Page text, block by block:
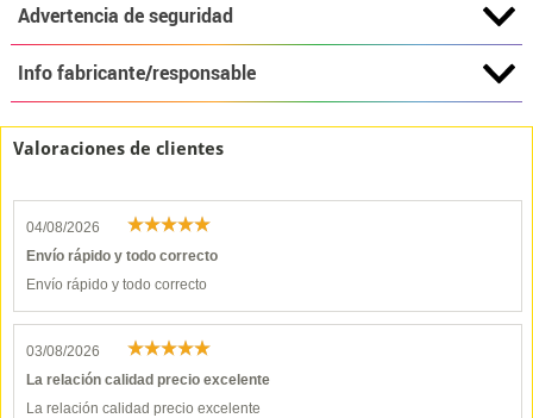
Advertencia de seguridad
Info fabricante/responsable
Valoraciones de clientes
04/08/2026
Envío rápido y todo correcto
Envío rápido y todo correcto
03/08/2026
La relación calidad precio excelente
La relación calidad precio excelente